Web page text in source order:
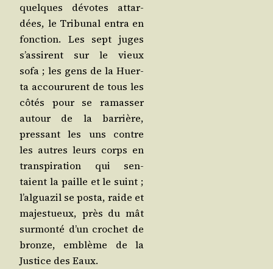
quelques dévotes attar­
dées, le Tri­bu­nal entra en
fonc­tion. Les sept juges
s’as­sirent sur le vieux
sofa ; les gens de la Huer­
ta accou­rurent de tous les
côtés pour se ramas­ser
autour de la bar­rière,
pres­sant les uns contre
les autres leurs corps en
trans­pi­ra­tion qui sen­
taient la paille et le suint ;
l’al­gua­zil se pos­ta, raide et
majes­tueux, près du mât
sur­mon­té d’un cro­chet de
bronze, emblème de la
Jus­tice des Eaux.